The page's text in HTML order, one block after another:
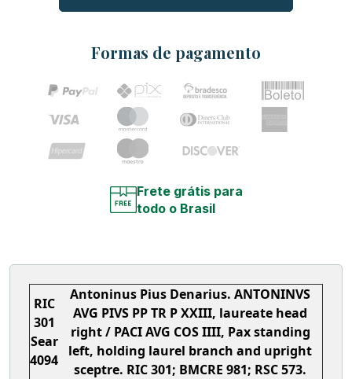
Formas de pagamento
Frete grátis para
todo o Brasil
RIC
301
Sear
4094
Antoninus Pius Denarius. ANTONINVS
AVG PIVS PP TR P XXIII, laureate head
right / PACI AVG COS IIII, Pax standing
left, holding laurel branch and upright
sceptre. RIC 301; BMCRE 981; RSC 573.